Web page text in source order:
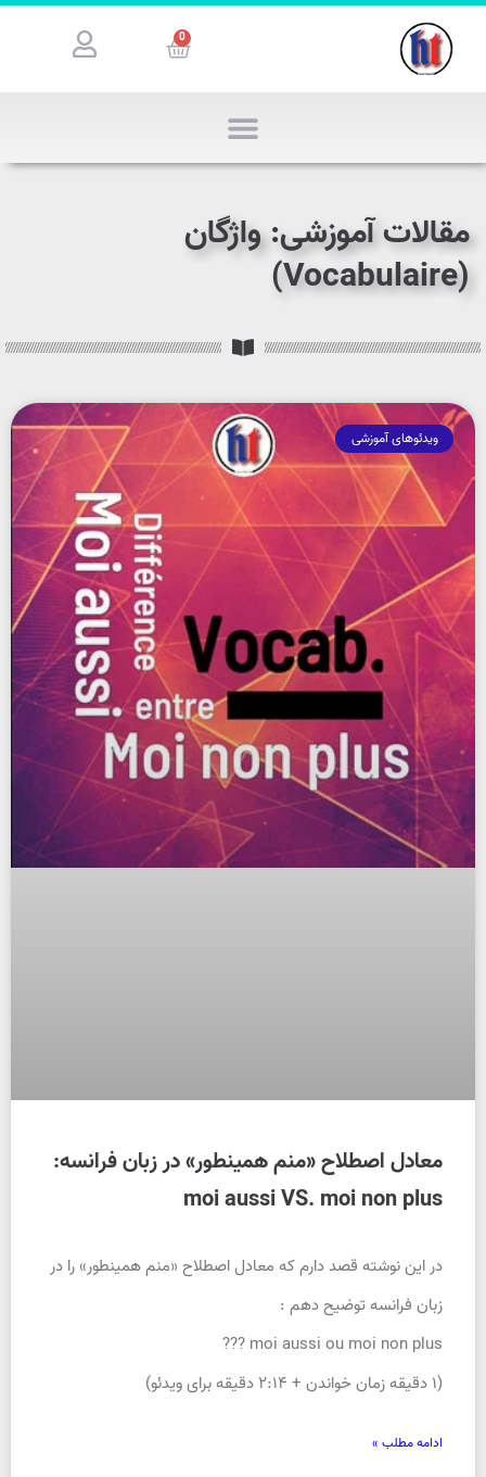
0
مقالات آموزشی: واژگان
(Vocabulaire)
ویدئوهای آموزشی
معادل اصطلاح «منم همینطور» در زبان فرانسه:
moi aussi VS. moi non plus
در این نوشته قصد دارم که معادل اصطلاح «منم همینطور» را در
زبان فرانسه توضیح دهم :
moi aussi ou moi non plus ???
(۱ دقیقه زمان خواندن + ۲:۱۴ دقیقه برای ویدئو)
ادامه مطلب »